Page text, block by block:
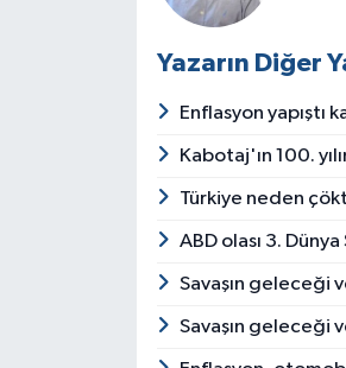
Yazarın Diğer
Enflasyon yapıştı
Kabotaj'ın 100.
Türkiye neden
ABD olası 3.
Savaşın geleceği
Savaşın geleceği